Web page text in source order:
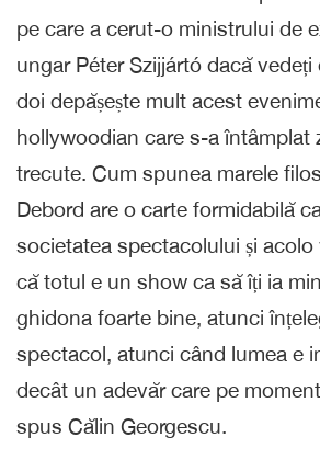
pe care a cerut-o ministrului de
ungar Péter Szijjártó dacă
doi depășește mult acest
hollywoodian care s-a întâmplat
trecute. Cum spunea marele
Debord are o carte formidabilă
societatea spectacolului și acolo
că totul e un show ca să îți ia
ghidona foarte bine, atunci
spectacol, atunci când lumea e
decât un adevăr care pe
spus Călin Georgescu.